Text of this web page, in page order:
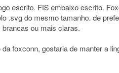
escrito. FIS embaixo escrito.
.svg do mesmo tamanho. de
ou mais claras.
foxconn, gostaria de manter a